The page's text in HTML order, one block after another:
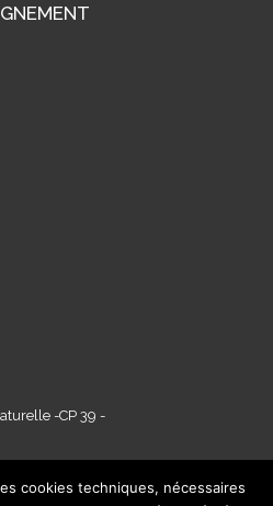
-CP 39 -
cookies techniques, nécessaires